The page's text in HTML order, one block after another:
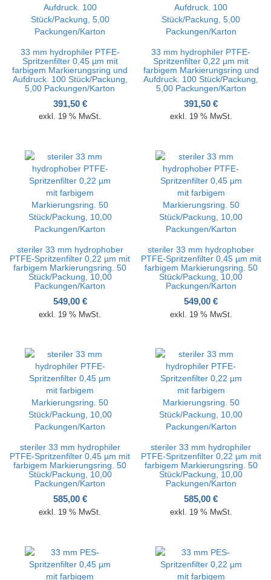
33 mm hydrophiler PTFE-
Spritzenfilter 0,45 µm mit
farbigem Markierungsring und
Aufdruck. 100 Stück/Packung,
5,00 Packungen/Karton
391,50 €
exkl. 19 % MwSt.
33 mm hydrophiler PTFE-
Spritzenfilter 0,22 µm mit
farbigem Markierungsring und
Aufdruck. 100 Stück/Packung,
5,00 Packungen/Karton
391,50€
exkl. 19 % MwSt.
steriler 33 mm hydrophober
PTFE-Spritzenfilter 0,22 µm mit
farbigem Markierungsring. 50
Stück/Packung, 10,00
Packungen/Karton
549,00 €
exkl. 19 % MwSt.
steriler 33 mm hydrophober
PTFE-Spritzenfilter 0,45 µm mit
farbigem Markierungsring. 50
Stück/Packung, 10,00
Packungen/Karton
549,00€
exkl. 19 % MwSt.
steriler 33 mm hydrophiler
PTFE-Spritzenfilter 0,45 µm mit
farbigem Markierungsring. 50
Stück/Packung, 10,00
Packungen/Karton
585,00 €
exkl. 19 % MwSt.
steriler 33 mm hydrophiler
PTFE-Spritzenfilter 0,22 µm mit
farbigem Markierungsring. 50
Stück/Packung, 10,00
Packungen/Karton
585,00€
exkl. 19 % MwSt.